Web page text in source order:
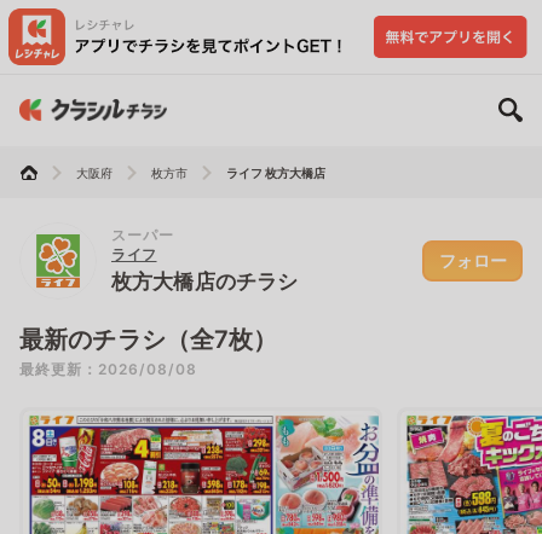
大阪府 枚方市 ライフ 枚方大橋店
スーパー
ライフ
枚方大橋店のチラシ
フォロー
最新のチラシ（全7枚）
最終更新：2026/08/08